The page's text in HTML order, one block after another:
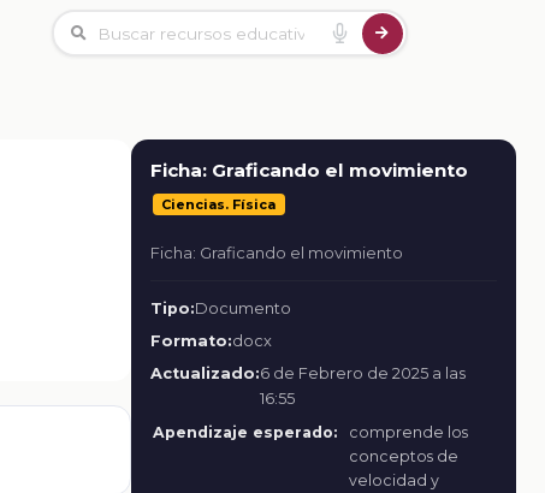
Ficha: Graficando el movimiento
Ciencias. Física
Ficha: Graficando el movimiento
Tipo:Documento
Formato:docx
Actualizado:6 de Febrero de 2025 a las
16:55
Apendizaje esperado:
comprende los
conceptos de
velocidad y